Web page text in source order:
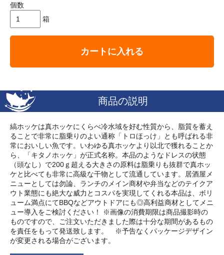
個数
箱
カートに入れる
商品の説明
縞ホッケは真ホッケにくらべ冷水域を好む性質から、脂質を蓄え
ることで非常に脂乗りのよい通称「トロほっけ」とも呼ばれる非
常においしい魚です。いわゆる真ホッケより以北で獲れることか
ら、「キタノホッケ」が正式名称。本品のようなドレスの状態
（頭なし）で200ｇ超える大きさの原料は脂乗りも抜群で真ホッ
ケと比べても非常に高級な干物として流通しています。居酒屋メ
ニューとしては勿論、ランチのメイン商材や弁当などのテイクア
ウト業態にも絶大な威力とコスパを実現してくれる本品は、ボリ
ューム満点にてBBQなどアウトドアにも◎高利益商材としてメニ
ュー導入をご検討ください！ ※画像の消費期限は商品撮影時の
ものですので、ご注文いただきました際は十分な期間があるもの
を責任をもって発送致します。 ※予告なくパッケージデザイン
が変更される場合がございます。